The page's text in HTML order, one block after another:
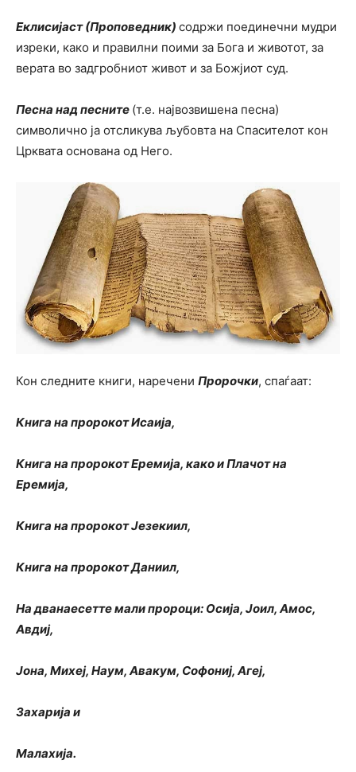
Еклисијаст (Проповедник) содржи поединечни мудри
изреки, како и правилни поими за Бога и животот, за
верата во задгробниот живот и за Божјиот суд.
Песна над песните (т.е. највозвишена песна)
символично ја отсликува љубовта на Спасителот кон
Црквата основана од Него.
Кон следните книги, наречени Пророчки, спаѓаат:
Книга на пророкот Исаија,
Книга на пророкот Еремија, како и Плачот на
Еремија,
Книга на пророкот Језекиил,
Книга на пророкот Даниил,
На дванаесетте мали пророци: Осија, Јоил, Амос,
Авдиј,
Јона, Михеј, Наум, Авакум, Софониј, Агеј,
Захарија и
Малахија.